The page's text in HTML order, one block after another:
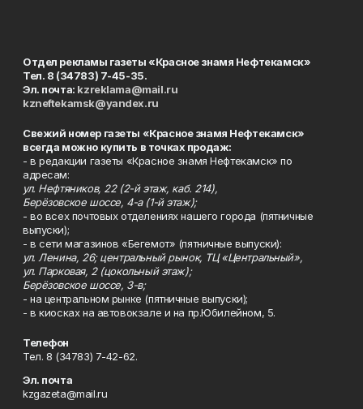
Отдел рекламы газеты «Красное знамя Нефтекамск»
Тел. 8 (34783) 7-45-35.
Эл. почта: kzreklama@mail.ru
kzneftekamsk@yandex.ru
Свежий номер газеты «Красное знамя Нефтекамск»
всегда можно купить в точках продаж:
- в редакции газеты «Красное знамя Нефтекамск» по
адресам:
ул. Нефтяников, 22 (2-й этаж, каб. 214),
Берёзовское шоссе, 4-а (1-й этаж);
- во всех почтовых отделениях нашего города (пятничные
выпуски);
- в сети магазинов «Бегемот» (пятничные выпуски):
ул. Ленина, 26; центральный рынок, ТЦ «Центральный»,
ул. Парковая, 2 (цокольный этаж);
Берёзовское шоссе, 3-в;
- на центральном рынке (пятничные выпуски);
- в киосках на автовокзале и на пр.Юбилейном, 5.
Телефон
Тел. 8 (34783) 7-42-62.
Эл. почта
kzgazeta@mail.ru